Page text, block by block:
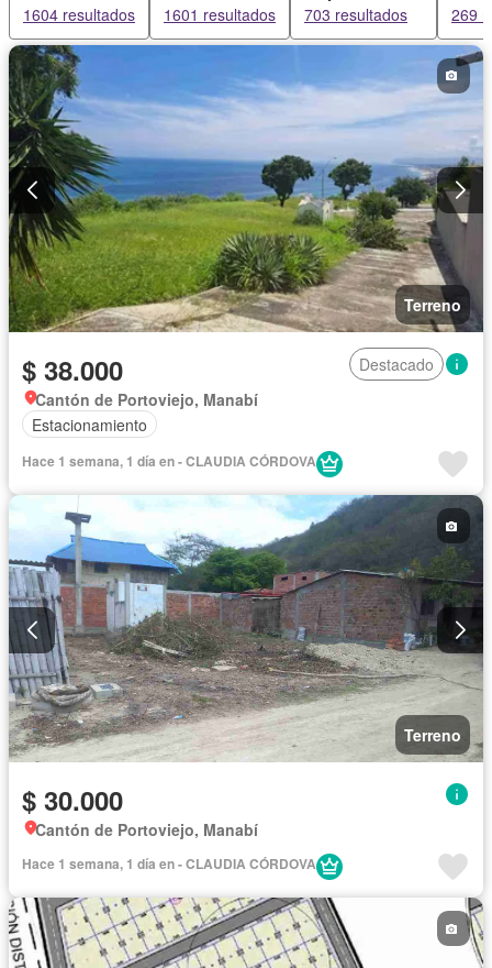
1604 resultados 1601 resultados 703 resultados 269
Terreno
$ 38.000
Destacado
Cantón de Portoviejo, Manabí
Estacionamiento
Hace 1 semana, 1 día en - CLAUDIA CÓRDOVA
Terreno
$ 30.000
Cantón de Portoviejo, Manabí
Hace 1 semana, 1 día en - CLAUDIA CÓRDOVA